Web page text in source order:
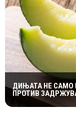
ДИЊАТА НЕ САМО
ПРОТИВ